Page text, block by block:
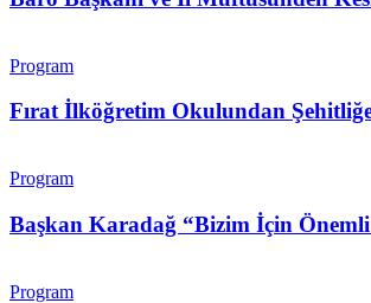
Program
Fırat İlköğretim Okulundan
Program
Başkan Karadağ “Bizim İçin
Program